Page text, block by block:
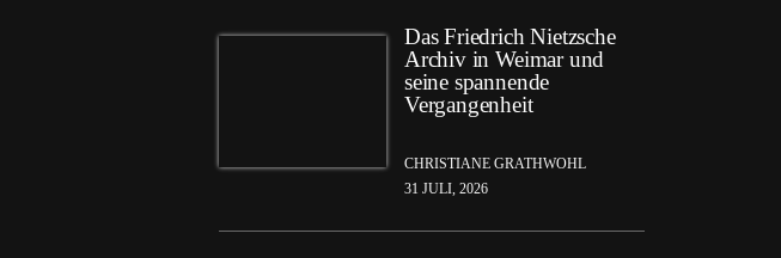
Das Friedrich Nietzsche
Archiv in Weimar und
seine spannende
Vergangenheit
CHRISTIANE GRATHWOHL
31 JULI, 2026